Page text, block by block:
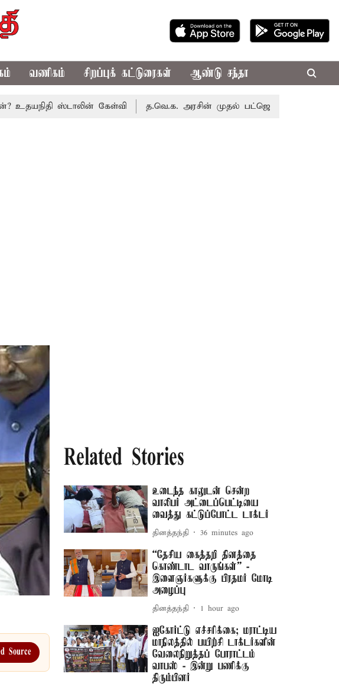
வணிகம் சிறப்புக் கட்டுரைகள் ஆண்டு சந்தா
ஸ்டாலின் கேள்வி த.வெ.க. அரசின் முதல் பட்ஜெட்: மாற்றமா?, தடுமாற்றமா?
Source
Related Stories
உடைந்த காலுடன் சென்ற
வாலிபர் அட்டைப்பெட்டியை
வைத்து கட்டுப்போட்ட டாக்டர்
தினத்தந்தி 36 minutes ago
“தேசிய கைத்தறி தினத்தை
கொண்டாட வாருங்கள்” -
இளைஞர்களுக்கு பிரதமர் மோடி
அழைப்பு
தினத்தந்தி 1 hour ago
ஐகோர்ட்டு எச்சரிக்கை; மராட்டிய
மாநிலத்தில் பயிற்சி டாக்டர்களின்
வேலைநிறுத்தப் போராட்டம்
வாபஸ் - இன்று பணிக்கு
திரும்பினர்